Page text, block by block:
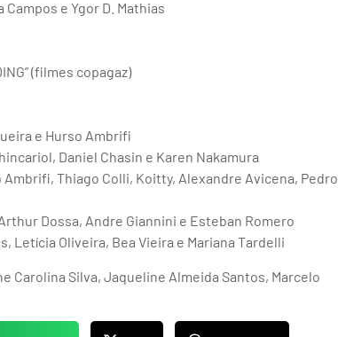
Campos e Ygor D. Mathias
(filmes copagaz)
e Hurso Ambrifi
Daniel Chasin e Karen Nakamura
Thiago Colli, Koitty, Alexandre Avicena, Pedro
Dossa, Andre Giannini e Esteban Romero
Letícia Oliveira, Bea Vieira e Mariana Tardelli
Carolina Silva, Jaqueline Almeida Santos, Marcelo